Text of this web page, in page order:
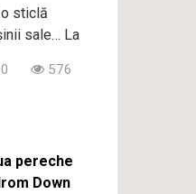
sticlă
sale… La
0 576
pereche
Down